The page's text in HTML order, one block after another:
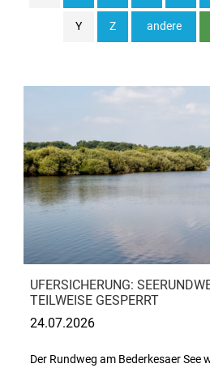
Y Z andere
UFERSICHERUNG:
TEILWEISE GESPERRT
24.07.2026
Der Rundweg am Bederkesaer See